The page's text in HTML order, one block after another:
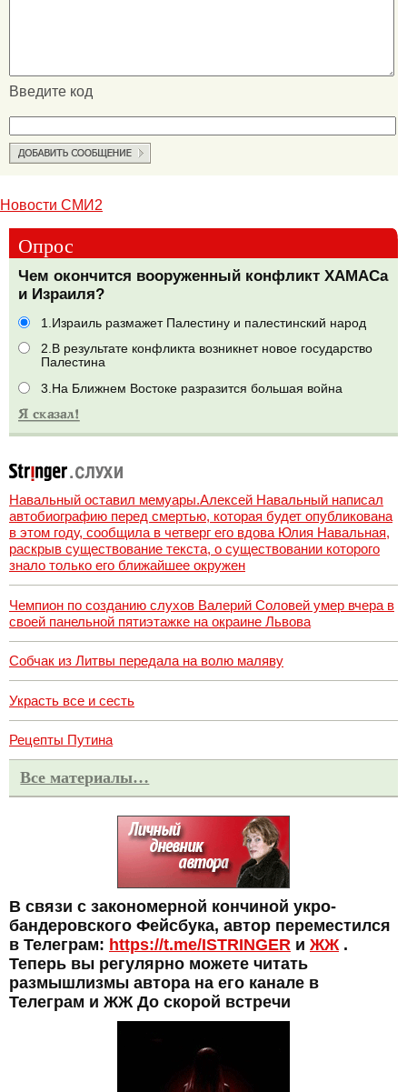
Введите код
Новости СМИ2
Опрос
Чем окончится вооруженный конфликт ХАМАСа
и Израиля?
1.Израиль размажет Палестину и палестинский народ
2.В результате конфликта возникнет новое государство
Палестина
3.На Ближнем Востоке разразится большая война
Навальный оставил мемуары.Алексей Навальный написал
автобиографию перед смертью, которая будет опубликована
в этом году, сообщила в четверг его вдова Юлия Навальная,
раскрыв существование текста, о существовании которого
знало только его ближайшее окружен
Чемпион по созданию слухов Валерий Соловей умер вчера в
своей панельной пятиэтажке на окраине Львова
Собчак из Литвы передала на волю маляву
Украсть все и сесть
Рецепты Путина
Все материалы…
В связи с закономерной кончиной укро-
бандеровского Фейсбука, автор переместился
в Телеграм: https://t.me/ISTRINGER и ЖЖ.
Теперь вы регулярно можете читать
размышлизмы автора на его канале в
Телеграм и ЖЖ До скорой встречи